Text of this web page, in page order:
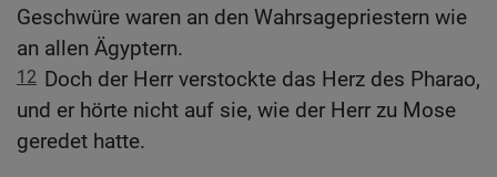
Geschwüre waren an den Wahrsagepriestern wie
an allen Ägyptern.
12 Doch der Herr verstockte das Herz des Pharao,
und er hörte nicht auf sie, wie der Herr zu Mose
geredet hatte.